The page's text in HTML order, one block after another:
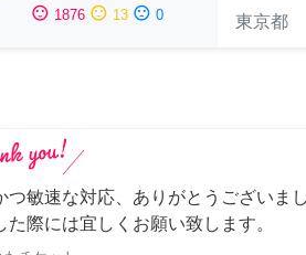
sentiment_satisfied 1876 sentiment_neutral 13 sentiment_dissatisfied 0
東京都
つ敏速な対応、ありがとうございま
た際には宜しくお願い致します。